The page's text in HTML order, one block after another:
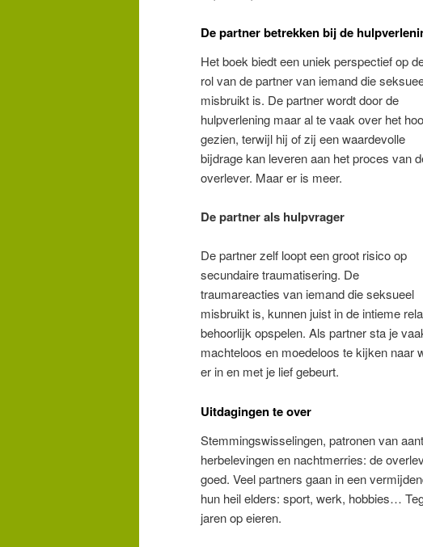
De partner betrekken bij de
Het boek biedt een uniek perspectief op
rol van de partner van iemand die
misbruikt is. De partner wordt door de
hulpverlening maar al te vaak over het
gezien, terwijl hij of zij een waardevolle
bijdrage kan leveren aan het proces van
overlever. Maar er is meer.
De partner als hulpvrager
De partner zelf loopt een groot risico op
secundaire traumatisering. De
traumareacties van iemand die seksueel
misbruikt is, kunnen juist in de intieme
behoorlijk opspelen. Als partner sta je
machteloos en moedeloos te kijken naar
er in en met je lief gebeurt.
Uitdagingen te over
Stemmingswisselingen, patronen van
herbelevingen en nachtmerries: de
goed. Veel partners gaan in een
hun heil elders: sport, werk, hobbies…
jaren op eieren.